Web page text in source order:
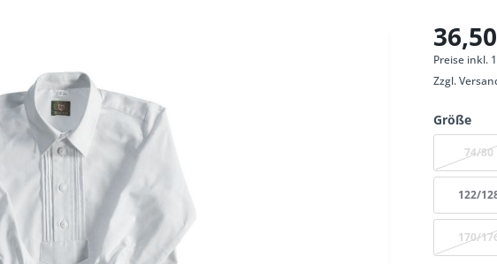
Preise inkl.
Zzgl.
Größe
74/80
122/
170/